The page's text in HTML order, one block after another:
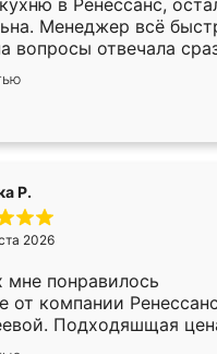
в Ренессанс,
Менеджер всё
вопросы отвечала
в субботу,
ответственностью.
работали аккуратно,
Р.
2026
мне понравилось
от компании
Подходяшщая
изготовления.